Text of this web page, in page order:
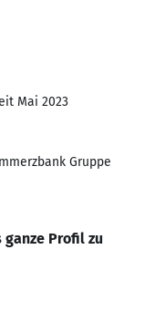
Mai 2023
Gruppe
ganze Profil zu